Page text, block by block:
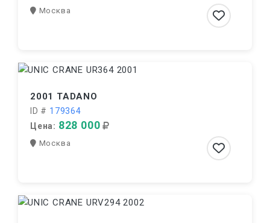
Москва
2001 TADANO
ID # 179364
Цена: 828 000
Москва